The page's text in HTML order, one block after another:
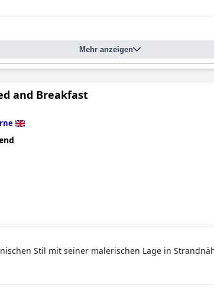
Mehr anzeigen
and Breakfast
Stil mit seiner malerischen Lage in